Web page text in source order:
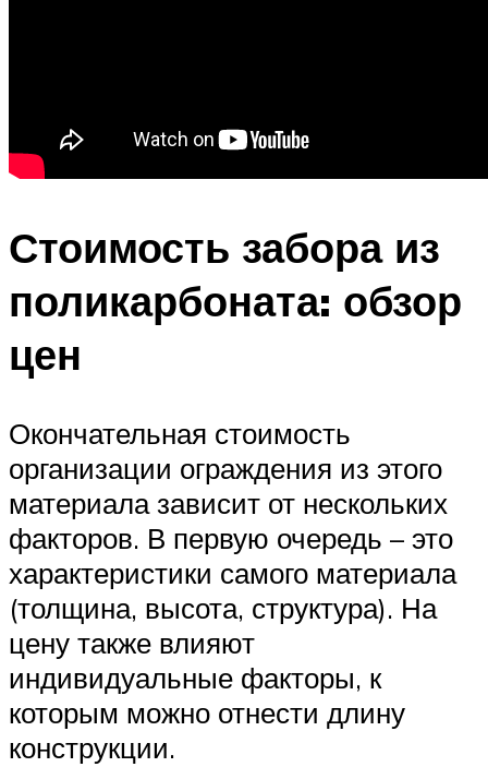
Стоимость забора из
поликарбоната: обзор
цен
Окончательная стоимость
организации ограждения из этого
материала зависит от нескольких
факторов. В первую очередь – это
характеристики самого материала
(толщина, высота, структура). На
цену также влияют
индивидуальные факторы, к
которым можно отнести длину
конструкции.